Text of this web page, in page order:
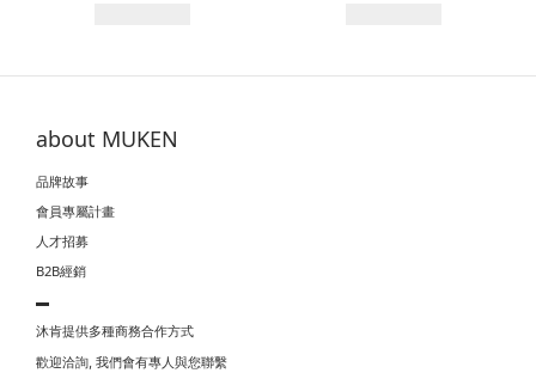
about MUKEN
品牌故事
會員專屬計畫
人才招募
B2B經銷
▬
沐肯提供多種商務合作方式
歡迎洽詢, 我們會有專人與您聯繫